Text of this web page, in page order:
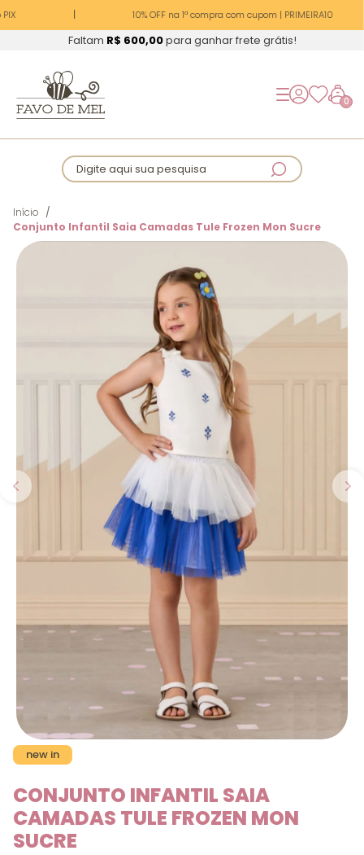
10% OFF na 1ª compra com cupom | PRIMEIRA10
Faltam R$ 600,00para ganhar frete grátis!
0
Digite aqui sua pesquisa
Início
Conjunto Infantil Saia Camadas Tule Frozen Mon Sucre
new in
CONJUNTO INFANTIL SAIA
CAMADAS TULE FROZEN MON
SUCRE